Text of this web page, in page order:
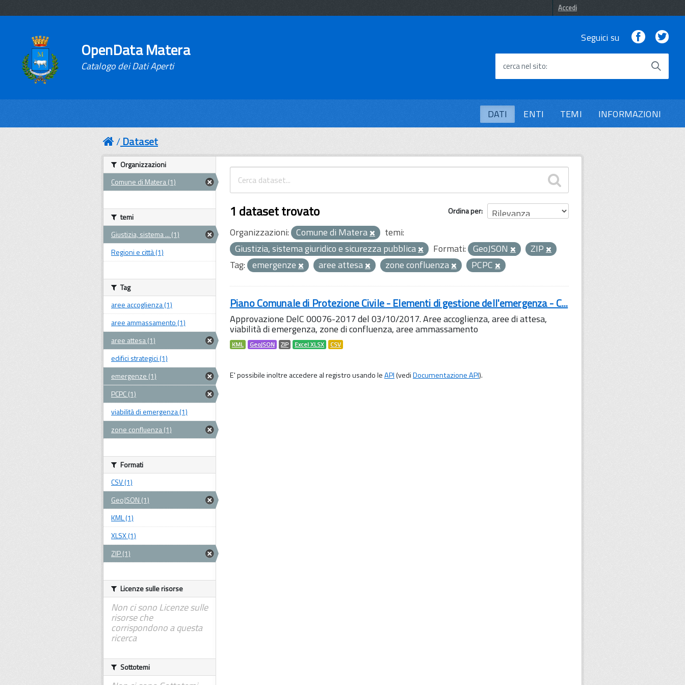
Accedi
OpenData Matera
Catalogo dei Dati Aperti
Seguici su Facebook
cerca nel sito
DATI ENTI TEMI INFORMAZIONI
Dataset
Ordina per
1 dataset trovato
Organizzazioni: Comune di Matera
temi:
Giustizia, sistema giuridico e sicurezza pubblica
Formati: GeoJSON
ZIP
Tag: emergenze aree attesa zone confluenza PCPC
Piano Comunale di Protezione Civile - Elementi di gestione dell'emergenza - C...
Approvazione DelC 00076-2017 del 03/10/2017. Aree accoglienza, aree di attesa,
viabilità di emergenza, zone di confluenza, aree ammassamento
KML GeoJSON ZIP Excel XLSX CSV
E' possibile inoltre accedere al registro usando leAPI(vediDocumentazione API).
Organizzazioni
Comune di Matera (1)
temi
Giustizia, sistema ... (1)
Regioni e città (1)
Tag
aree accoglienza (1)
aree ammassamento (1)
aree attesa (1)
edifici strategici (1)
emergenze (1)
PCPC (1)
viabilità di emergenza (1)
zone confluenza (1)
Formati
CSV (1)
GeoJSON (1)
KML (1)
XLSX (1)
ZIP (1)
Licenze sulle risorse
Non ci sono Licenze sulle
risorse che
corrispondono a questa
ricerca
Sottotemi